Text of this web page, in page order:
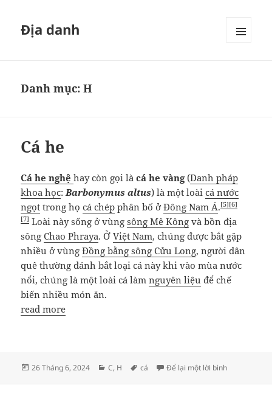
Địa danh
Danh mục:H
Cá he
Cá he nghệ hay còn gọi làcá he vàng(Danh pháp
khoa học:Barbonymus altus) là một loàicá nước
ngọt trong họcá chép phân bố ởĐông Nam Á.[5][6]
[7] Loài này sống ở vùngsông Mê Kông và bồn địa
sôngChao Phraya. ỞViệt Nam, chúng được bắt gặp
nhiều ở vùngĐồng bằng sông Cửu Long, người dân
quê thường đánh bắt loại cá này khi vào mùa nước
nổi, chúng là một loài cá làmnguyên liệu để chế
biến nhiều món ăn.
read more
Đăng
26 Tháng 6, 2024
Danh
C, H Thẻ
cá Để lại một lời bìnhở Cá he